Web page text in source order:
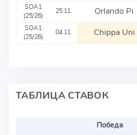
SOA1
(25/26)
25.11 Orlando Pi
SOA1
(25/26)
04.11 Chippa Uni
ТАБЛИЦА СТАВОК
Победа